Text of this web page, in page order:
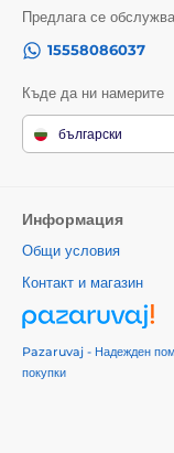
Предлага се
15558086037
Къде да ни намерите
български
Информация
Общи условия
Контакт и магазин
Pazaruvaj - Надежден
покупки